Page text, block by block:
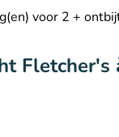
voor 2 +
Fletcher's